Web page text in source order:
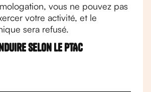
vous ne pouvez pas
votre activité, et le
sera refusé.
selon le PTAC